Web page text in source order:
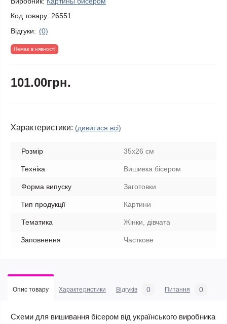
Код товару: 26551
Відгуки: (0)
Немає в нявності
101.00грн.
Характеристики: (дивитися всі)
Розмір 35х26 см
Техніка Вишивка бісером
Форма випуску Заготовки
Тип продукції Картини
Тематика Жінки, дівчата
Заповнення Часткове
Опис товару Характеристики Відгуків 0 Питання 0
Схеми для вишивання бісером від українського виробника